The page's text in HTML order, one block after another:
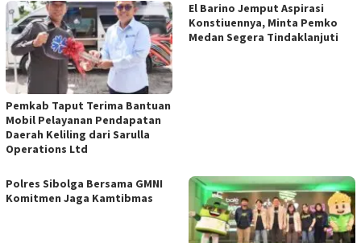
Pemkab Taput Terima Bantuan
Mobil Pelayanan Pendapatan
Daerah Keliling dari Sarulla
Operations Ltd
El Barino Jemput Aspirasi
Konstiuennya, Minta Pemko
Medan Segera Tindaklanjuti
Polres Sibolga Bersama GMNI
Komitmen Jaga Kamtibmas